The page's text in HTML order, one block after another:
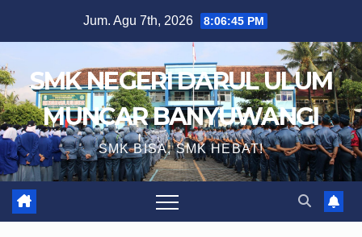
Jum. Agu 7th, 2026 8:06:45 PM
SMK NEGERI DARUL ULUM
MUNCAR BANYUWANGI
SMK BISA, SMK HEBAT!